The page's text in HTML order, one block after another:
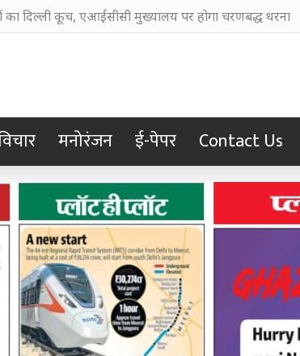
बंगाल के औद्योगिक विकास को मिलेगी नई गति: सीएम
मनोरंजन ई-पेपर Contact Us